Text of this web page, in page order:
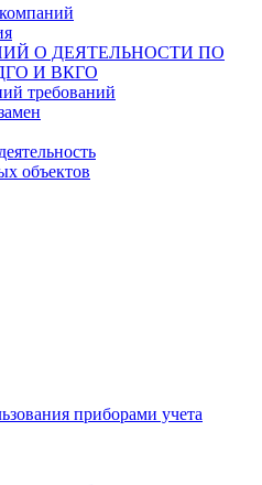
О ДЕЯТЕЛЬНОСТИ ПО
И ВКГО
требований
объектов